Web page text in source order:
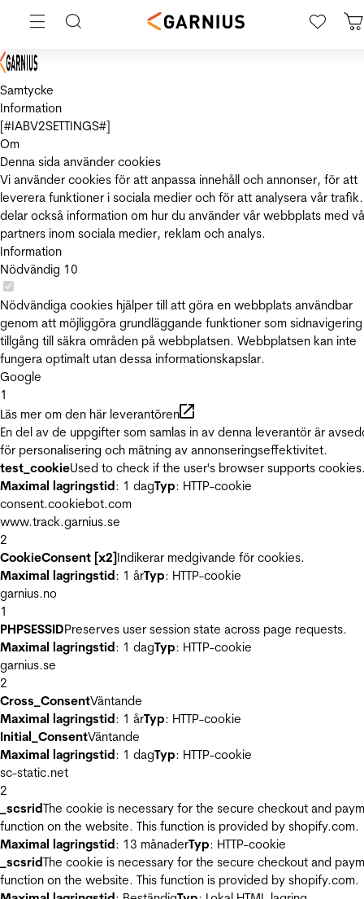
Samtycke
Information
[#IABV2SETTINGS#]
Om
Denna sida använder cookies
Vi använder cookies för att anpassa innehåll och annonser, för att
leverera funktioner i sociala medier och för att analysera vår
delar också information om hur du använder vår webbplats med
partners inom sociala medier, reklam och analys.
Information
Nödvändig 10
Nödvändiga cookies hjälper till att göra en webbplats användbar
genom att möjliggöra grundläggande funktioner som
tillgång till säkra områden på webbplatsen. Webbplatsen kan inte
fungera optimalt utan dessa informationskapslar.
Google
1
Läs mer om den här leverantören
En del av de uppgifter som samlas in av denna leverantör är
för personalisering och mätning av annonseringseffektivitet.
test_cookieUsed to check if the user's browser supports
Maximal lagringstid: 1 dagTyp: HTTP-cookie
consent.cookiebot.com
www.track.garnius.se
2
CookieConsent [x2]Indikerar medgivande för cookies.
Maximal lagringstid: 1 årTyp: HTTP-cookie
garnius.no
1
PHPSESSIDPreserves user session state across page requests.
Maximal lagringstid: 1 dagTyp: HTTP-cookie
garnius.se
2
Cross_ConsentVäntande
Maximal lagringstid: 1 årTyp: HTTP-cookie
Initial_ConsentVäntande
Maximal lagringstid: 1 dagTyp: HTTP-cookie
sc-static.net
2
_scsridThe cookie is necessary for the secure checkout and
function on the website. This function is provided by shopify.com.
Maximal lagringstid: 13 månaderTyp: HTTP-cookie
_scsridThe cookie is necessary for the secure checkout and
function on the website. This function is provided by shopify.com.